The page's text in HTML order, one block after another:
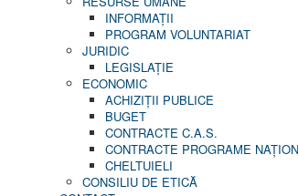
INFORMAŢII
PROGRAM VOLUNTARIAT
JURIDIC
LEGISLAȚIE
ECONOMIC
ACHIZIŢII PUBLICE
BUGET
CONTRACTE C.A.S.
CONTRACTE PROGRAME
CHELTUIELI
CONSILIU DE ETICĂ